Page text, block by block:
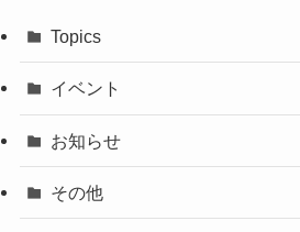
Topics
イベント
お知らせ
その他